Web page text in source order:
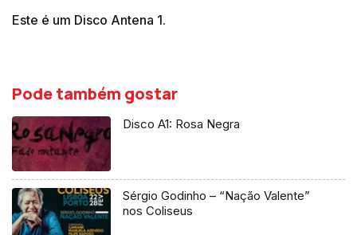
Este é um Disco Antena 1.
Pode também gostar
Disco A1: Rosa Negra
Sérgio Godinho – “Nação Valente”
nos Coliseus